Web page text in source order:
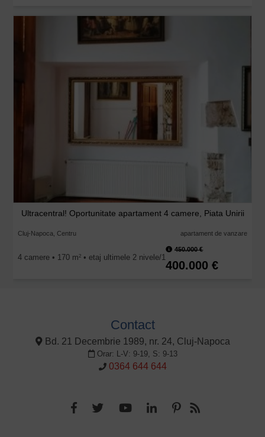
Ultracentral! Oportunitate apartament 4 camere, Piata Unirii
Cluj-Napoca, Centru apartament de vanzare
4 camere • 170 m2 • etaj ultimele 2 nivele/1
450.000 €
400.000 €
Contact
Bd. 21 Decembrie 1989, nr. 24, Cluj-Napoca
Orar: L-V: 9-19, S: 9-13
0364 644 644